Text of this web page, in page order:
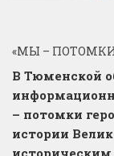
«МЫ – ПОТОМКИ
В Тюменской
– потомки
истории